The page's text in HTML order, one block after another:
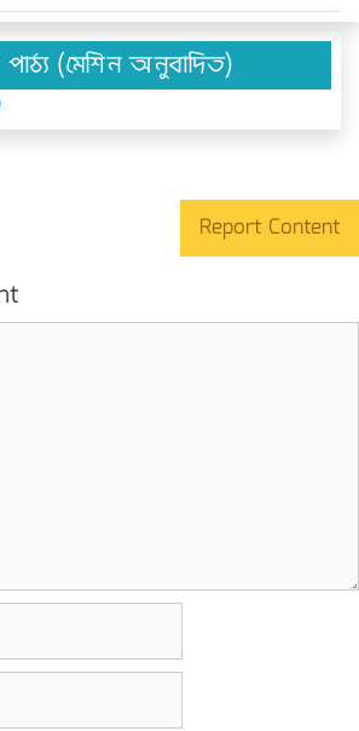
(মেশিন অনুবাদিত)
Report Content